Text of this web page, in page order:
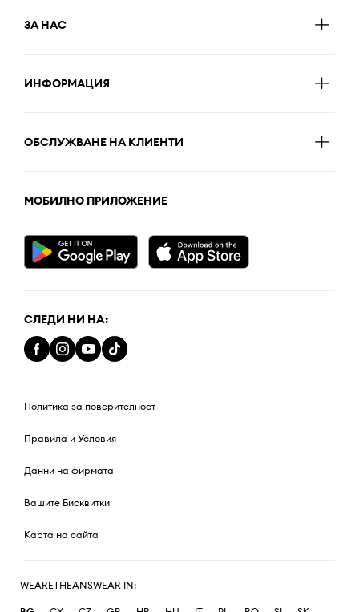
ЗА НАС
ИНФОРМАЦИЯ
ОБСЛУЖВАНЕ НА КЛИЕНТИ
МОБИЛНО ПРИЛОЖЕНИЕ
СЛЕДИ НИ НА:
Политика за поверителност
Правила и Условия
Данни на фирмата
Вашите Бисквитки
Карта на сайта
WEARETHEANSWEAR IN: